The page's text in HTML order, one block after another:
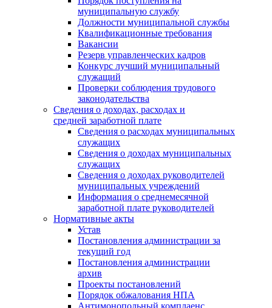
муниципальную службу
Должности муниципальной службы
Квалификационные требования
Вакансии
Резерв управленческих кадров
Конкурс лучший муниципальный
служащий
Проверки соблюдения трудового
законодательства
Сведения о доходах, расходах и
средней заработной плате
Сведения о расходах муниципальных
служащих
Сведения о доходах муниципальных
служащих
Сведения о доходах руководителей
муниципальных учреждений
Информация о среднемесячной
заработной плате руководителей
Нормативные акты
Устав
Постановления администрации за
текущий год
Постановления администрации
архив
Проекты постановлений
Порядок обжалования НПА
Антимонопольный комплаенс